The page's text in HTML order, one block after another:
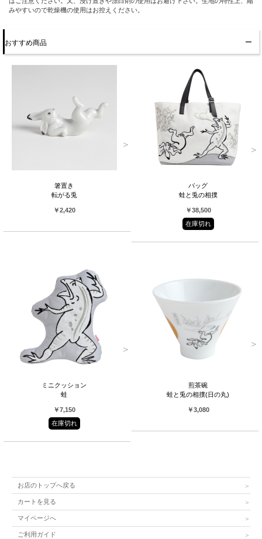
みやすいので乾燥機の使用はお控えください。
おすすめ商品
箸置き
転がる兎
￥2,420
バッグ
蛙と兎の相撲
￥38,500
在庫切れ
ミニクッション
蛙
￥7,150
在庫切れ
煎茶碗
蛙と兎の相撲(日の丸)
￥3,080
お店のトップへ戻る
カートを見る
マイページへ
ご利用ガイド